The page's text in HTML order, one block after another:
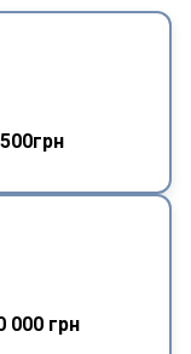
000 грн